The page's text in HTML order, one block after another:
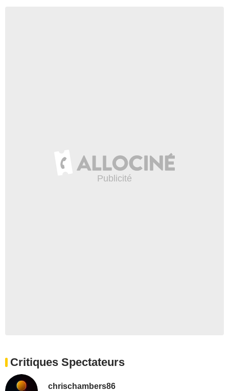
Critiques Spectateurs
chrischambers86